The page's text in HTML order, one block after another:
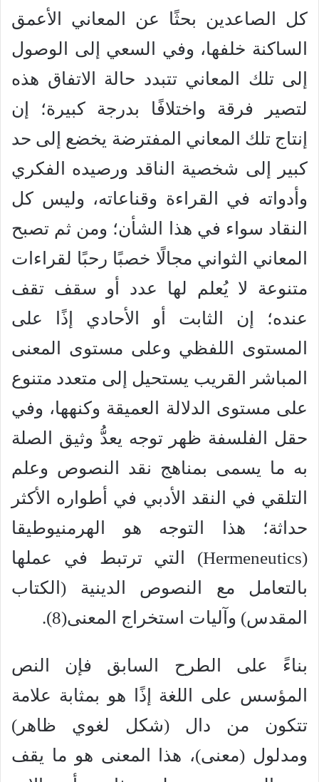
كل الصاعدين بحثًا عن المعاني الأعمق
الساكنة خلفها، وفي السعي إلى الوصول
إلى تلك المعاني تتبدد حالة الاتفاق هذه
لتصير فرقة واختلافًا بدرجة كبيرة؛ إن
إنتاج تلك المعاني المفترضة يخضع إلى حد
كبير إلى شخصية الناقد ورصيده الفكري
وأدواته في القراءة وقناعاته، وليس كل
النقاد سواء في هذا الشأن؛ ومن ثم تصبح
المعاني الثواني مجالًا خصبًا رحبًا لقراءات
متنوعة لا يُعلم لها عدد أو سقف تقف
عنده؛ إن الثابت أو الأحادي إذًا على
المستوى اللفظي وعلى مستوى المعنى
المباشر القريب يستحيل إلى متعدد متنوع
على مستوى الدلالة العميقة وكنهها، وفي
حقل الفلسفة ظهر توجه يعدُّ وثيق الصلة
به ما يسمى بمناهج نقد النصوص وعلم
التلقي في النقد الأدبي في أطواره الأكثر
حداثة؛ هذا التوجه هو الهرمنيوطيقا
(Hermeneutics) التي ترتبط في عملها
بالتعامل مع النصوص الدينية (الكتاب
المقدس) وآليات استخراج المعنى(8).
بناءً على الطرح السابق فإن النص
المؤسس على اللغة إذًا هو بمثابة علامة
تتكون من دال (شكل لغوي ظاهر)
ومدلول (معنى)، هذا المعنى هو ما يقف